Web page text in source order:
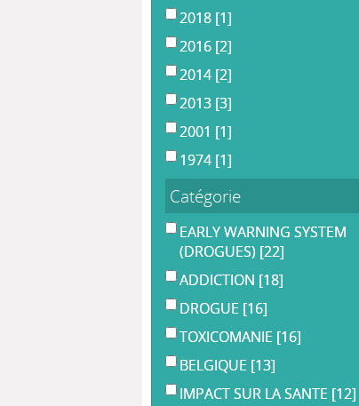
2018 [1]
2016 [2]
2014 [2]
2013 [3]
2001 [1]
1974 [1]
Catégorie
EARLY WARNING SYSTEM
(DROGUES) [22]
ADDICTION [18]
DROGUE [16]
TOXICOMANIE [16]
BELGIQUE [13]
IMPACT SUR LA SANTE [12]